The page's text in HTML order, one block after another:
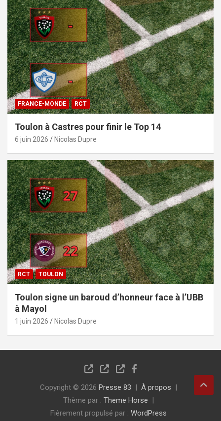
FRANCE-MONDE RCT
Toulon à Castres pour finir le Top 14
6 juin 2026 Nicolas Dupre
RCT TOULON
Toulon signe un baroud d’honneur face à l’UBB
à Mayol
1 juin 2026 Nicolas Dupre
Copyright © 2026 Presse 83
À propos
Thème par : Theme Horse
Fièrement propulsé par : WordPress